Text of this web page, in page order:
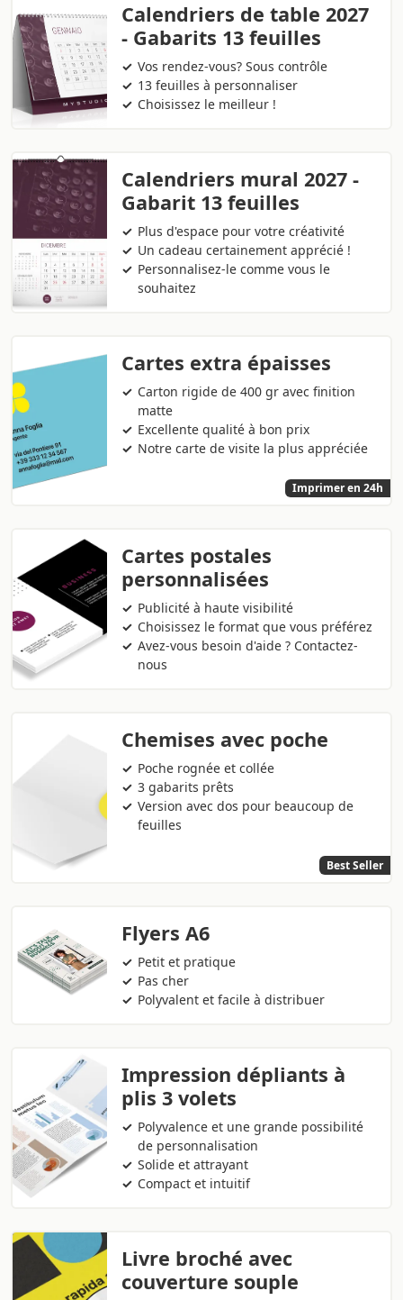
Calendriers de table 2027
- Gabarits 13 feuilles
Vos rendez-vous? Sous contrôle
13 feuilles à personnaliser
Choisissez le meilleur !
Calendriers mural 2027 -
Gabarit 13 feuilles
Plus d'espace pour votre créativité
Un cadeau certainement apprécié !
Personnalisez-le comme vous le
souhaitez
Cartes extra épaisses
Carton rigide de 400 gr avec finition
matte
Excellente qualité à bon prix
Notre carte de visite la plus appréciée
Imprimer en 24h
Cartes postales
personnalisées
Publicité à haute visibilité
Choisissez le format que vous préférez
Avez-vous besoin d'aide ? Contactez-
nous
Chemises avec poche
Poche rognée et collée
3 gabarits prêts
Version avec dos pour beaucoup de
feuilles
Best Seller
Flyers A6
Petit et pratique
Pas cher
Polyvalent et facile à distribuer
Impression dépliants à
plis 3 volets
Polyvalence et une grande possibilité
de personnalisation
Solide et attrayant
Compact et intuitif
Livre broché avec
couverture souple